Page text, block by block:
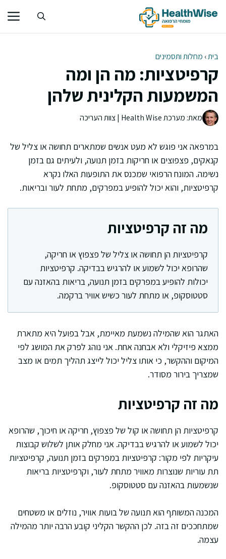
לתוכן
בית› מחלות ותסמינים
קרפיטציות: מה הן ומה
המשמעות הקלינית שלהן
מאת: מערכת Health Wise | צוות העריכה
במרפאה אני פוגש לא מעט אנשים שמתארים תחושה או צליל של
קנאקים, פצפוצים או חריקות בזמן תנועה, ולעיתים גם בזמן
נשימה. המונח הרפואי שמכנס את התופעות האלו נקרא
קרפיטציות, והוא יכול להופיע במפרקים, מתחת לעור ובריאות.
מה זה קרפיטציות
קרפיטציות הן תחושה או צליל של פצפוץ או חריקה,
שהרופא יכול לשמוע או להרגיש בבדיקה. קרפיטציות
יכולות להופיע במפרקים בזמן תנועה, בריאות בהאזנה עם
סטטוסקופ, או מתחת לעור כשיש אוויר ברקמה.
האתגר הוא שהמילה נשמעת מאיימת, אבל בפועל היא מתארת
ממצא פיזיקלי ולא אבחנה אחת. אני נוהג לפרק את המושג לפי
המיקום וההקשר, כי אותו צליל יכול לייצג תהליך תמים או מצב
שמצריך בירור מסודר.
מה זה קרפיטציות
קרפיטציות הן תחושה או קול של פצפוץ, חריקה או חיכוך, שהרופא
יכול לשמוע או להרגיש בבדיקה. אני מחלק אותן לשלוש קבוצות
עיקריות לפי מקור: קרפיטציות במפרקים בזמן תנועה, קרפיטציות
תת עוריות שנוצרות מאוויר מתחת לעור, וקרפיטציות בריאות
שנשמעות בהאזנה עם סטטוסקופ.
המכנה המשותף הוא תנועה של בועות אוויר, נוזלים או משטחים
שמתחככים זה בזה. לכן ההקשר הקליני קובע הרבה יותר מהמילה
עצמה.